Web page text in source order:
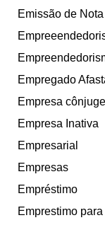
Emissão de Nota
Empregado
Empresa cônjuge
Empresa Inativa
Empresarial
Empresas
Empréstimo
Emprestimo